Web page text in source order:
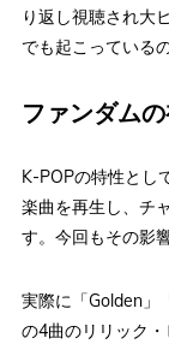
り返し視聴され大
でも起こっている
ファンダム
K-POPの特性とし
楽曲を再生し、チ
す。今回もその影
実際に「Golden」
の4曲のリリック